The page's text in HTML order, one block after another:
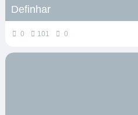
Definhar
0 101 0